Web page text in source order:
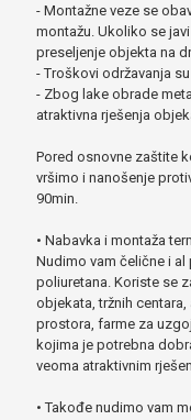
- Montažne veze se
montažu. Ukoliko se
preseljenje objekta na
- Troškovi održavanja
- Zbog lake obrade
atraktivna rješenja
Pored osnovne zaštite
vršimo i nanošenje
90min.
• Nabavka i montaža
Nudimo vam čelične i
poliuretana. Koriste se
objekata, tržnih
prostora, farme za
kojima je potrebna
veoma atraktivnim
• Takođe nudimo vam